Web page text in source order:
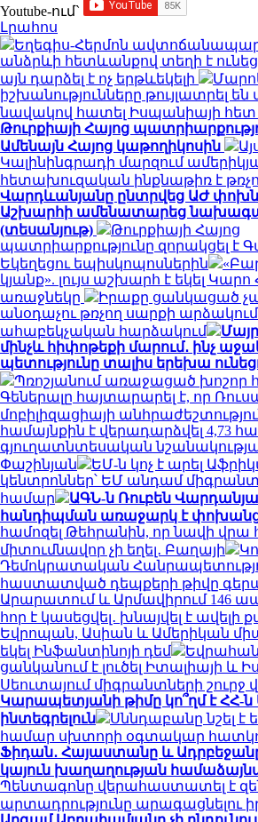
Youtube-ում`
Լրահոս
Եղեգիս-Հերմոն
անձրևի հետևանքով տեղի է
այն դարձել է ոչ երթևեկելի
իշխանությունները թույլատրել
նավակով հատել Իսպանիայի
Թուրքիայի Հայոց
Ամենայն Հայոց կաթողիկոսին
Կալինինգրադի մարզում
հետախուզական ինքնաթիռ է
Վարդևանյանը ընտրվեց ԱԺ
Աշխարհի ամենատարեց
(տեսանյութ)
Թուրքիայի Հայոց
պատրիարքությունը զորակցել է
Եկեղեցու եպիսկոպոսներին
կյանք». լույս աշխարհ է եկել
առաջնեկը
Իրաքը ցանկացած
անօդաչու թռչող սարքի
ահաբեկչական հարձակում
մինչև հիփոթեքի մարում․ ինչ
պետությունը տալիս երեխա
Պռոշյանում առաջացած խոշոր
Գեներալը հայտարարել է, որ
մոբիլիզացիայի
համայնքին է վերադարձվել 4,73 հա
գյուղատնտեսական
Փաշինյան
ԵՄ-ն կոչ է արել
կենտրոններ՝ ԵՄ անդամ
համար
ԱԳՆ-ն Ռուբեն
հանդիպման առաջարկ է
համոզել Թեհրանին, որ նավի վրա
միտումնավոր չի եղել․ Բաղայի
Դեմոկրատական
հաստատված դեպքերի թիվը
Արարատում և Արմավիրում 146
հոր է կասեցվել․ խնայվել է ավելի
Եվրոպան, Ասիան և Ամերիկան
եկել Ինֆանտինոյի դեմ
ցանկանում է լուծել Իտալիայի և
Սեուտայում միգրանտների շուրջ
Կարապետյանի թիմը կո՞ղմ է ՀՀ-ն
ինտեգրելուն
Սննդաբանը նշել է
համար սխտորի օգտակար
Ֆիդան․ Հայաստանը և
կայուն խաղաղության
Պենտագոնը վերահաստատել է
արտադրությունը արագացնելու